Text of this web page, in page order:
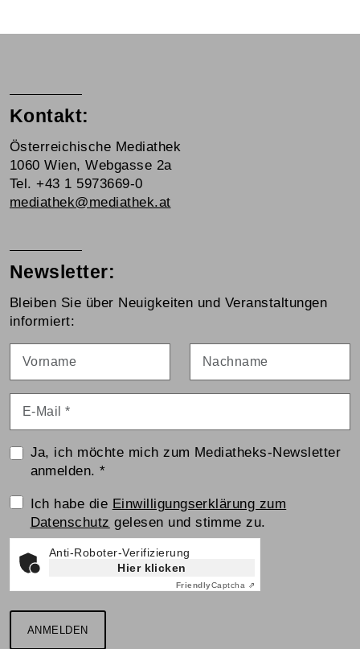
Kontakt:
Österreichische Mediathek
1060 Wien, Webgasse 2a
Tel. +43 1 5973669-0
mediathek@mediathek.at
Newsletter:
Bleiben Sie über Neuigkeiten und Veranstaltungen
informiert:
Ja, ich möchte mich zum Mediatheks-Newsletter
anmelden.*
Einwilligungserklärung
Ich habe die Einwilligungserklärung zum
Datenschutz gelesen und stimme zu.
Anti-Roboter-Verifizierung
Hier klicken
FriendlyCaptcha ⇗
ANMELDEN